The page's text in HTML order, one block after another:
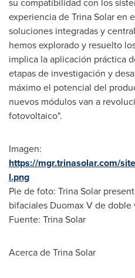
experiencia deTrina Solaren
soluciones integradas y
hemos explorado y resuelto
implica la aplicación práctica
etapas de investigación y
máximo el potencial del
nuevos módulos van a
fotovoltaico".
Imagen:
https://mgr.trinasolar.com/
l.png
Pie de foto: Trina Solar
bifaciales Duomax V de doble
Fuente: Trina Solar
Acerca deTrina Solar